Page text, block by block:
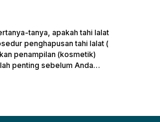
tanya, apakah tahi lalat
penghapusan tahi lalat (
penampilan (kosmetik)
penting sebelum Anda